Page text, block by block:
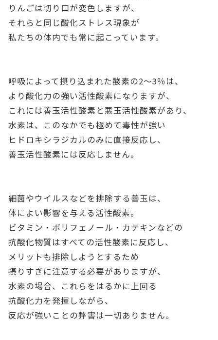
りんごは切り口が変色しますが、
それらと同じ酸化ストレス現象が
私たちの体内でも常に起こっています。
呼吸によって摂り込まれた酸素の2～3％は、
より酸化力の強い活性酸素になりますが、
これには善玉活性酸素と悪玉活性酸素があり、
水素は、このなかでも極めて毒性が強い
ヒドロキシラジカルのみに直接反応し、
善玉活性酸素には反応しません。
細菌やウイルスなどを排除する善玉は、
体によい影響を与える活性酸素。
ビタミン・ポリフェノール・カテキンなどの
抗酸化物質はすべての活性酸素に反応し、
メリットも排除しようとするため
摂りすぎに注意する必要がありますが、
水素の場合、これらをはるかに上回る
抗酸化力を発揮しながら、
反応が強いことの弊害は一切ありません。